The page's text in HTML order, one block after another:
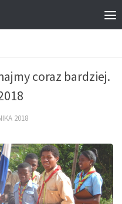
coraz bardziej.
2018